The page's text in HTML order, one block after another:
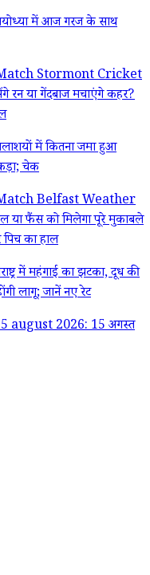
में आज गरज के साथ
Stormont Cricket
या गेंदबाज मचाएंगे कहर?
में कितना जमा हुआ
चेक
Belfast Weather
या फैंस को मिलेगा पूरे मुकाबले
का हाल
में महंगाई का झटका, दूध की
लागू; जानें नए रेट
august 2026: 15 अगस्त